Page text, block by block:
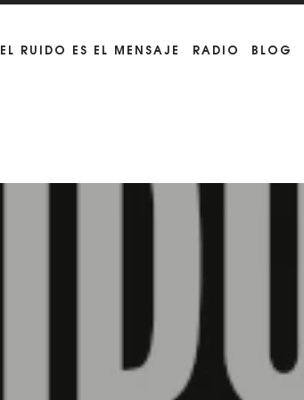
EL RUIDO ES EL MENSAJE RADIO BLOG